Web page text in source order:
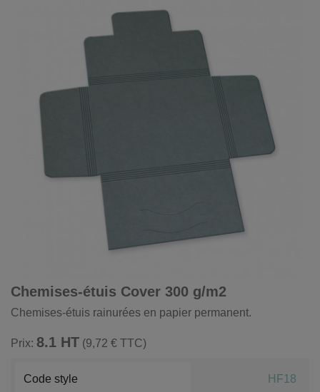
Chemises-étuis Cover 300 g/m2
Chemises-étuis rainurées en papier permanent.
Prix: 8.1 HT (9,72 € TTC)
Code style HF18